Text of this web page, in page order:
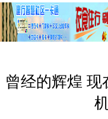
曾经的辉煌 现